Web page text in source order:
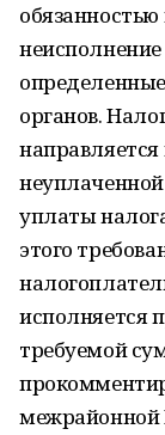
неисполнение
органов.
уплаты
этого
исполняется
требуемой
межрайонной